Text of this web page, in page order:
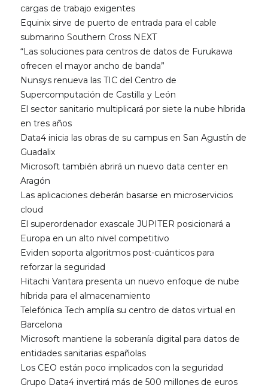
cargas de trabajo exigentes
Equinix sirve de puerto de entrada para el cable
submarino Southern Cross NEXT
“Las soluciones para centros de datos de Furukawa
ofrecen el mayor ancho de banda”
Nunsys renueva las TIC del Centro de
Supercomputación de Castilla y León
El sector sanitario multiplicará por siete la nube híbrida
en tres años
Data4 inicia las obras de su campus en San Agustín de
Guadalix
Microsoft también abrirá un nuevo data center en
Aragón
Las aplicaciones deberán basarse en microservicios
cloud
El superordenador exascale JUPITER posicionará a
Europa en un alto nivel competitivo
Eviden soporta algoritmos post-cuánticos para
reforzar la seguridad
Hitachi Vantara presenta un nuevo enfoque de nube
híbrida para el almacenamiento
Telefónica Tech amplía su centro de datos virtual en
Barcelona
Microsoft mantiene la soberanía digital para datos de
entidades sanitarias españolas
Los CEO están poco implicados con la seguridad
Grupo Data4 invertirá más de 500 millones de euros